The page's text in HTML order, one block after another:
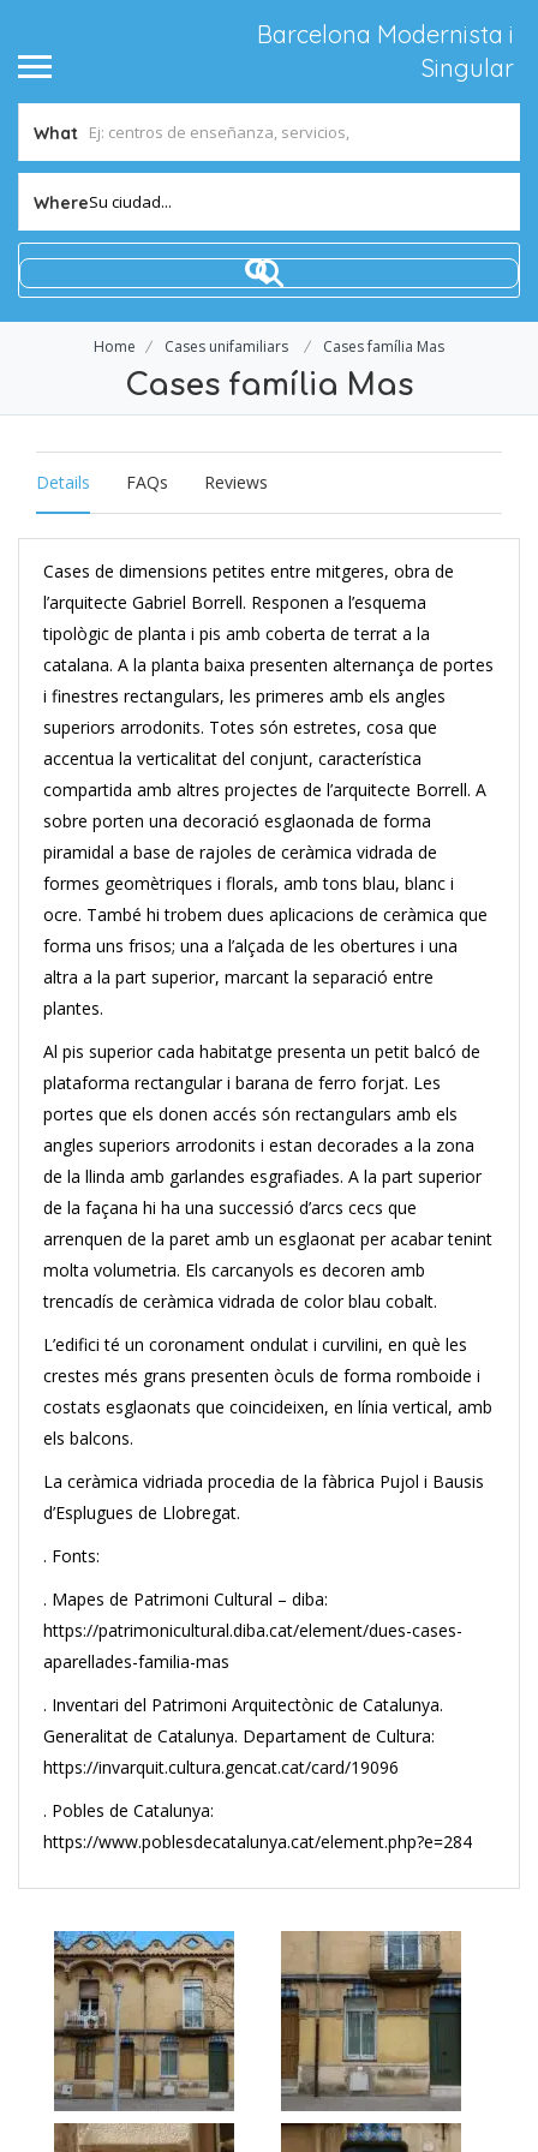
Barcelona Modernista i
Singular
What
WhereSu ciudad...
Home Cases unifamiliars Cases família Mas
Cases família Mas
Details FAQs Reviews
Cases de dimensions petites entre mitgeres, obra de
l’arquitecte Gabriel Borrell. Responen a l’esquema
tipològic de planta i pis amb coberta de terrat a la
catalana. A la planta baixa presenten alternança de portes
i finestres rectangulars, les primeres amb els angles
superiors arrodonits. Totes són estretes, cosa que
accentua la verticalitat del conjunt, característica
compartida amb altres projectes de l’arquitecte Borrell. A
sobre porten una decoració esglaonada de forma
piramidal a base de rajoles de ceràmica vidrada de
formes geomètriques i florals, amb tons blau, blanc i
ocre. També hi trobem dues aplicacions de ceràmica que
forma uns frisos; una a l’alçada de les obertures i una
altra a la part superior, marcant la separació entre
plantes.
Al pis superior cada habitatge presenta un petit balcó de
plataforma rectangular i barana de ferro forjat. Les
portes que els donen accés són rectangulars amb els
angles superiors arrodonits i estan decorades a la zona
de la llinda amb garlandes esgrafiades. A la part superior
de la façana hi ha una successió d’arcs cecs que
arrenquen de la paret amb un esglaonat per acabar tenint
molta volumetria. Els carcanyols es decoren amb
trencadís de ceràmica vidrada de color blau cobalt.
L’edifici té un coronament ondulat i curvilini, en què les
crestes més grans presenten òculs de forma romboide i
costats esglaonats que coincideixen, en línia vertical, amb
els balcons.
La ceràmica vidriada procedia de la fàbrica Pujol i Bausis
d’Esplugues de Llobregat.
. Fonts:
. Mapes de Patrimoni Cultural – diba:
https://patrimonicultural.diba.cat/element/dues-cases-
aparellades-familia-mas
. Inventari del Patrimoni Arquitectònic de Catalunya.
Generalitat de Catalunya. Departament de Cultura:
https://invarquit.cultura.gencat.cat/card/19096
. Pobles de Catalunya:
https://www.poblesdecatalunya.cat/element.php?e=284